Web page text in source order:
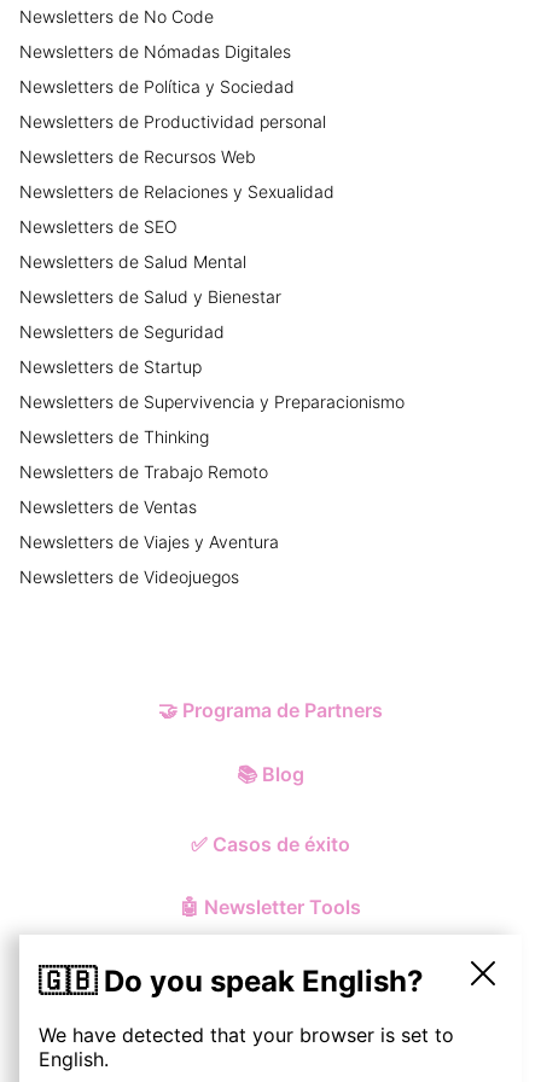
🇬🇧 Do you speak English?
We have detected that your browser is set to
English.
en remoto. Entre los 3 fundadores de
recreo tenemos 🔥 +60.000 seguidores
en linkedin y +20.000 en youtube 🔥 que
participan desde diferentes ciudades
del mundo y nos ayudan a viralizar cada
edición. Esto permite darle mucha
visibilidad a los patrocinadores de cada
origen. 🛝 ¿Quieres un recreo en tu
ciudad? ¿Quieres ser sponsor de recreo?
👉 http://www.recreo.digital/
Newsletters de No Code
Newsletters de Nómadas Digitales
Newsletters de Política y Sociedad
Newsletters de Productividad personal
Newsletters de Recursos Web
Newsletters de Relaciones y Sexualidad
Newsletters de SEO
Newsletters de Salud Mental
Newsletters de Salud y Bienestar
Newsletters de Seguridad
Newsletters de Startup
Newsletters de Supervivencia y Preparacionismo
Newsletters de Thinking
Newsletters de Trabajo Remoto
Newsletters de Ventas
Newsletters de Viajes y Aventura
Newsletters de Videojuegos
🤝 Programa de Partners
📚 Blog
✅ Casos de éxito
🤖 Newsletter Tools
© ohmynewst2026